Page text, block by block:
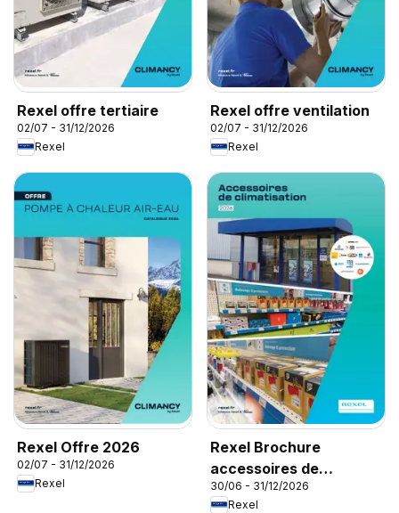
Rexel offre tertiaire
02/07 - 31/12/2026
Rexel
Rexel offre ventilation
02/07 - 31/12/2026
Rexel
Rexel Offre 2026
02/07 - 31/12/2026
Rexel
Rexel Brochure
accessoires de
climatisation
30/06 - 31/12/2026
Rexel